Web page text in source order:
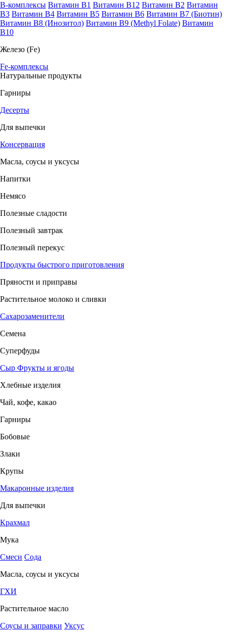
B-комплексы Витамин B1 Витамин B12 Витамин B2 Витамин
B3 Витамин B4 Витамин B5 Витамин B6 Витамин B7 (Биотин)
Витамин B8 (Инозитол) Витамин B9 (Methyl Folate) Витамин
В10
Железо (Fe)
Fe-комплексы
Натуральные продукты
Гарниры
Десерты
Для выпечки
Консервация
Масла, соусы и уксусы
Напитки
Немясо
Полезные сладости
Полезный завтрак
Полезный перекус
Продукты быстрого приготовления
Пряности и приправы
Растительное молоко и сливки
Сахарозаменители
Семена
Суперфуды
Сыр Фрукты и ягоды
Хлебные изделия
Чай, кофе, какао
Гарниры
Бобовые
Злаки
Крупы
Макаронные изделия
Для выпечки
Крахмал
Мука
Смеси Сода
Масла, соусы и уксусы
ГХИ
Растительное масло
Соусы и заправки Уксус